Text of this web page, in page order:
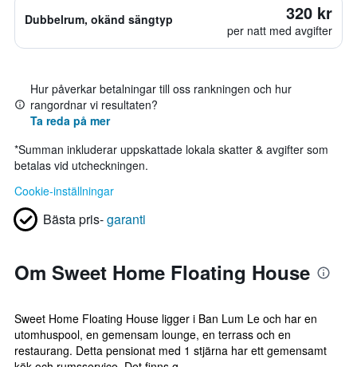
Dubbelrum, okänd sängtyp 320 kr
per natt med avgifter
Hur påverkar betalningar till oss rankningen och hur
rangordnar vi resultaten?
Ta reda på mer
*Summan inkluderar uppskattade lokala skatter & avgifter som
betalas vid utcheckningen.
Cookie-inställningar
Bästa pris-garanti
Om Sweet Home Floating House
Sweet Home Floating House ligger i Ban Lum Le och har en
utomhuspool, en gemensam lounge, en terrass och en
restaurang. Detta pensionat med 1 stjärna har ett gemensamt